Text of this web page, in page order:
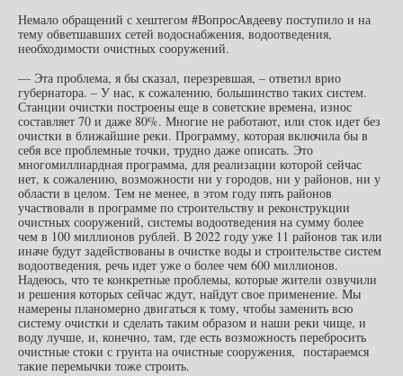
Немало обращений с хештегом #ВопросАвдееву поступило и на
тему обветшавших сетей водоснабжения, водоотведения,
необходимости очистных сооружений.
— Эта проблема, я бы сказал, перезревшая, – ответил врио
губернатора. – У нас, к сожалению, большинство таких систем.
Станции очистки построены еще в советские времена, износ
составляет 70 и даже 80%. Многие не работают, или сток идет без
очистки в ближайшие реки. Программу, которая включила бы в
себя все проблемные точки, трудно даже описать. Это
многомиллиардная программа, для реализации которой сейчас
нет, к сожалению, возможности ни у городов, ни у районов, ни у
области в целом. Тем не менее, в этом году пять районов
участвовали в программе по строительству и реконструкции
очистных сооружений, системы водоотведения на сумму более
чем в 100 миллионов рублей. В 2022 году уже 11 районов так или
иначе будут задействованы в очистке воды и строительстве систем
водоотведения, речь идет уже о более чем 600 миллионов.
Надеюсь, что те конкретные проблемы, которые жители озвучили
и решения которых сейчас ждут, найдут свое применение. Мы
намерены планомерно двигаться к тому, чтобы заменить всю
систему очистки и сделать таким образом и наши реки чище, и
воду лучше, и, конечно, там, где есть возможность перебросить
очистные стоки с грунта на очистные сооружения, постараемся
такие перемычки тоже строить.